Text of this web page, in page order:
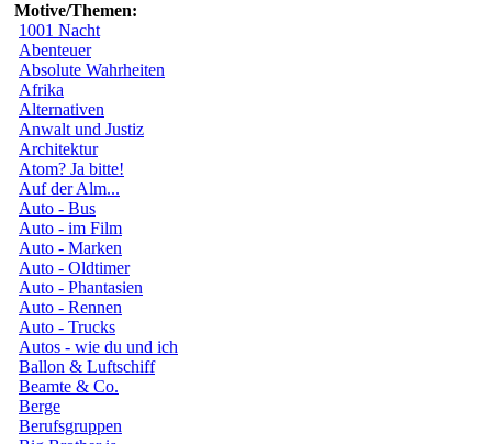
Motive/Themen:
1001 Nacht
Abenteuer
Absolute Wahrheiten
Afrika
Alternativen
Anwalt und Justiz
Architektur
Atom? Ja bitte!
Auf der Alm...
Auto - Bus
Auto - im Film
Auto - Marken
Auto - Oldtimer
Auto - Phantasien
Auto - Rennen
Auto - Trucks
Autos - wie du und ich
Ballon & Luftschiff
Beamte & Co.
Berge
Berufsgruppen